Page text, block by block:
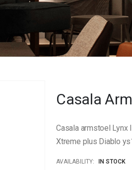
Casala
Casala armstoel
Xtreme plus Diablo
AVAILABILITY:
IN STOCK